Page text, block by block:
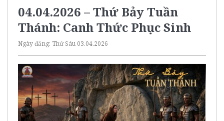
04.04.2026 – Thứ Bảy Tuần
Thánh: Canh Thức Phục Sinh
Ngày đăng: Thứ Sáu 03.04.2026